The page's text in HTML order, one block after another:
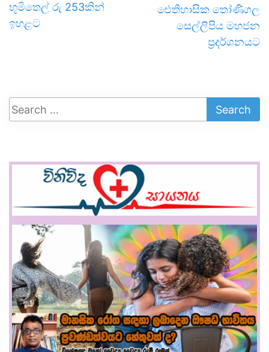
භූමිතෙල් රු 253කින්
ඉහළට
ඓතිහාසික තෝණිගල
සෙල්ලිපිය මහජන
ප්‍රදර්ශනයට